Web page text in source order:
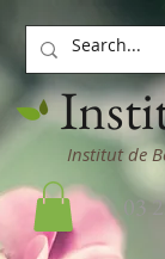
Institut de
03